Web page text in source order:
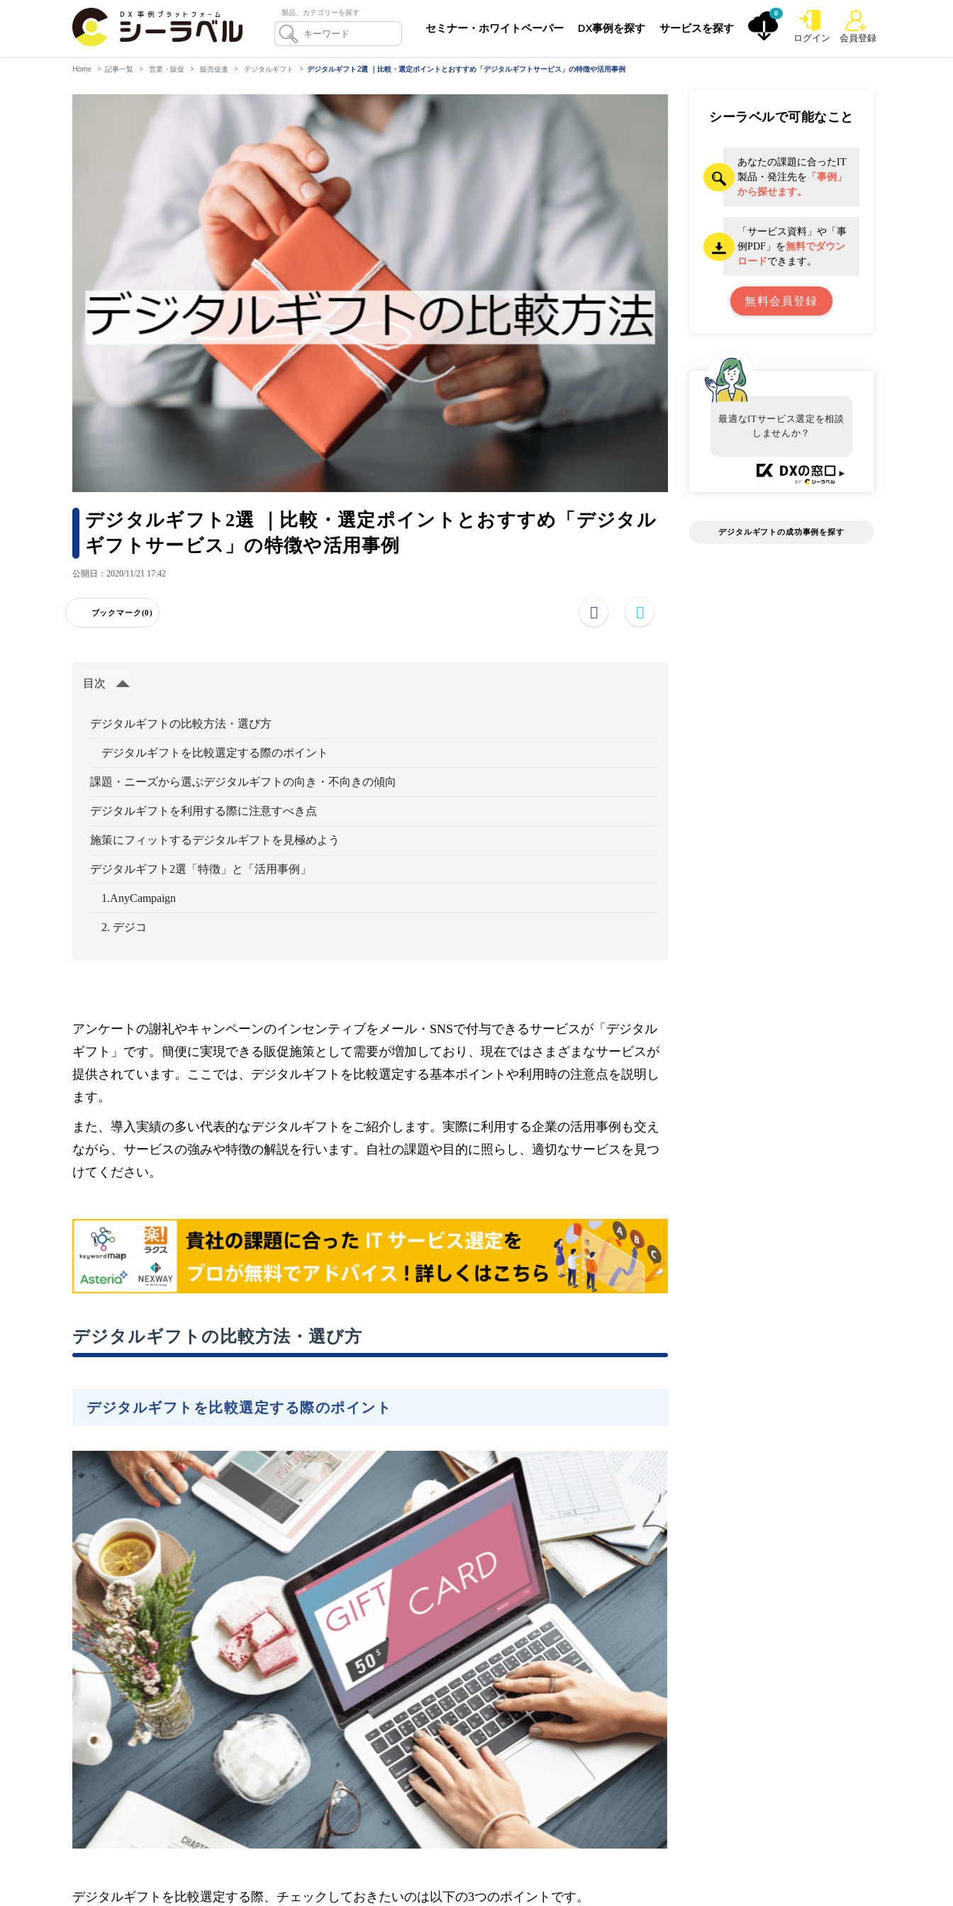
製品、カテゴリーを探す
セミナー・ホワイトペーパー DX事例を探す サービスを探す
0
ログイン 会員登録
Home 記事一覧 営業・販促 販売促進 デジタルギフト デジタルギフト2選 ｜比較・選定ポイントとおすすめ「デジタルギフトサービス」の特徴や活用事例
デジタルギフト2選 ｜比較・選定ポイントとおすすめ「デジタル
ギフトサービス」の特徴や活用事例
公開日：2020/11/21 17:42
ブックマーク(0)
目次
デジタルギフトの比較方法・選び方
デジタルギフトを比較選定する際のポイント
課題・ニーズから選ぶデジタルギフトの向き・不向きの傾向
デジタルギフトを利用する際に注意すべき点
施策にフィットするデジタルギフトを見極めよう
デジタルギフト2選「特徴」と「活用事例」
1.AnyCampaign
2. デジコ
アンケートの謝礼やキャンペーンのインセンティブをメール・SNSで付与できるサービスが「デジタル
ギフト」です。簡便に実現できる販促施策として需要が増加しており、現在ではさまざまなサービスが
提供されています。ここでは、デジタルギフトを比較選定する基本ポイントや利用時の注意点を説明し
ます。
また、導入実績の多い代表的なデジタルギフトをご紹介します。実際に利用する企業の活用事例も交え
ながら、サービスの強みや特徴の解説を行います。自社の課題や目的に照らし、適切なサービスを見つ
けてください。
デジタルギフトの比較方法・選び方
デジタルギフトを比較選定する際のポイント
デジタルギフトを比較選定する際、チェックしておきたいのは以下の3つのポイントです。
シーラベルで可能なこと
あなたの課題に合ったIT
製品・発注先を 「事例」
から探せます。
「サービス資料」や「事
例PDF」を無料でダウン
ロードできます。
無料会員登録
最適なITサービス選定を相談
しませんか？
►
デジタルギフトの成功事例を探す